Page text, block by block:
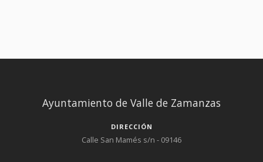
Ayuntamiento de Valle de Zamanzas
DIRECCIÓN
Calle San Mamés s/n - 09146